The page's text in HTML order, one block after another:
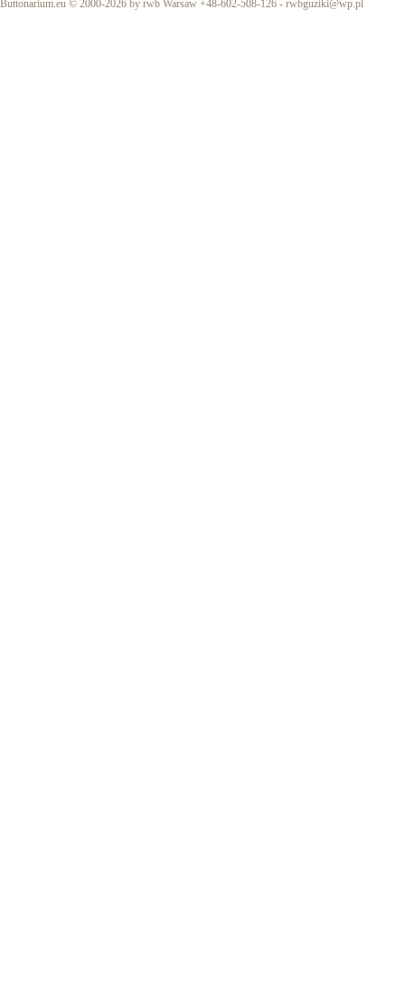
Buttonarium.eu © 2000-2026 by rwb Warsaw +48-602-508-126 - rwbguziki@wp.pl